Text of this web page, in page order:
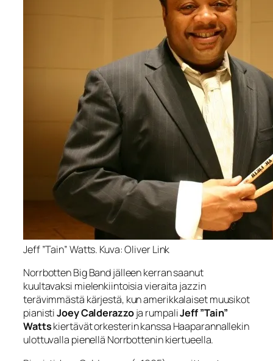
Jeff ”Tain” Watts. Kuva: Oliver Link
Norrbotten Big Band jälleen kerran saanut
kuultavaksi mielenkiintoisia vieraita jazzin
terävimmästä kärjestä, kun amerikkalaiset muusikot
pianistiJoey Calderazzoja rumpaliJeff ”Tain”
Wattskiertävät orkesterin kanssa Haaparannallekin
ulottuvalla pienellä Norrbottenin kiertueella.